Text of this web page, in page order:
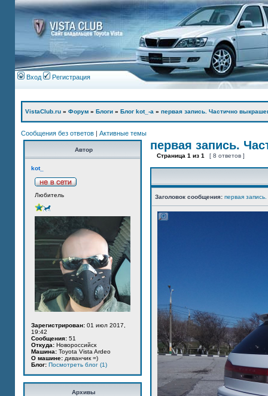
Вход Регистрация
VistaClub.ru » Форум » Блоги » Блог kot_-а » первая запись. Частично
Сообщения без ответов | Активные темы
Автор
kot_
Любитель
Зарегистрирован: 01 июл 2017,
19:42
Сообщения: 51
Откуда: Новороссийск
Машина: Toyota Vista Ardeo
О машине: диванчик =)
Блог: Посмотреть блог (1)
Архивы
первая запись.
Страница 1 из 1 [ 8 ответов ]
Заголовок сообщения: первая